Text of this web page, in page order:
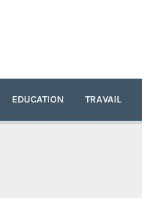
EDUCATION TRAVAIL